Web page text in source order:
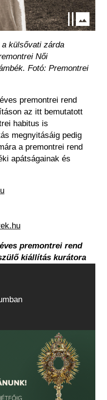
külsővati zárda
Női
Fotó: Premontrei
premontrei rend
az itt bemutatott
habitus is
megnyitásáig pedig
a premontrei rend
apátságainak és
premontrei rend
kiállítás kurátora